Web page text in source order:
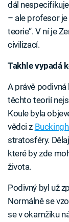
dál
– ale profesor
teorie“. V ní je
civilizací.
Takhle vypadá
A právě
těchto teorií
Koule byla
vědci z
stratosféry.
které by zde
života.
Podivný byl už
Normálně se
se v okamžiku